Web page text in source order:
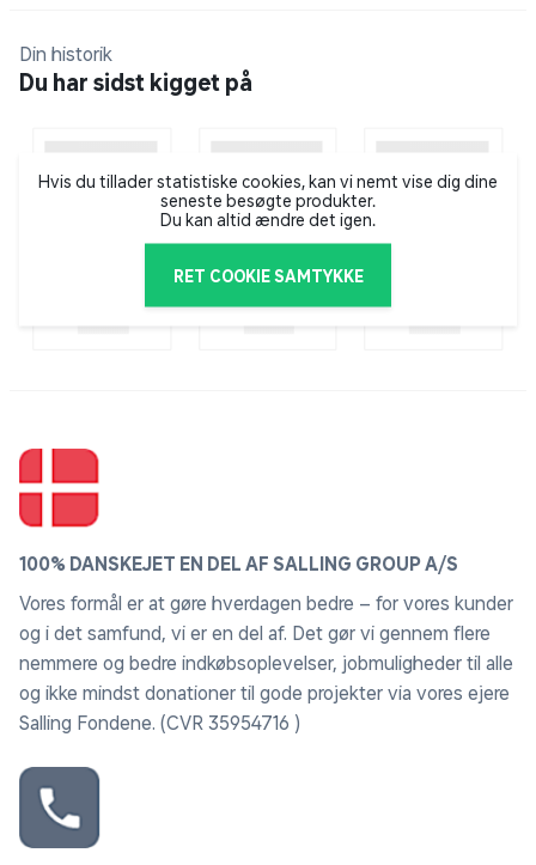
Farve: pink
Aluminiumsramme med kraftig lakering
ABEC 5 kuglelejer
Kraftig bagbremse
Rørdiameter: 28 mm
Længde: ca. 77 cm
Justerbar styrhøjde: 74-85 cm
Fodplade: ca. 42 x 10,5 cm
praktisk løbehjul til daglig brug.
Din historik
Du har sidst kigget på
Hvis du tillader statistiske cookies, kan vi nemt vise dig dine
seneste besøgte produkter.
Du kan altid ændre det igen.
RET COOKIE SAMTYKKE
100% DANSKEJET EN DEL AF SALLING GROUP A/S
Vores formål er at gøre hverdagen bedre – for vores kunder
og i det samfund, vi er en del af. Det gør vi gennem flere
nemmere og bedre indkøbsoplevelser, jobmuligheder til alle
og ikke mindst donationer til gode projekter via vores ejere
Salling Fondene. (CVR 35954716 )